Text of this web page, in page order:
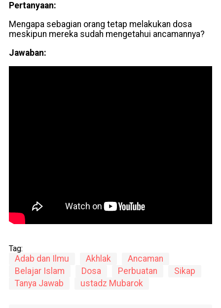
Pertanyaan:
Mengapa sebagian orang tetap melakukan dosa
meskipun mereka sudah mengetahui ancamannya?
Jawaban:
Tag:
Adab dan Ilmu Akhlak
Ancaman
Belajar Islam
Dosa Perbuatan
Sikap
Tanya Jawab
ustadz Mubarok